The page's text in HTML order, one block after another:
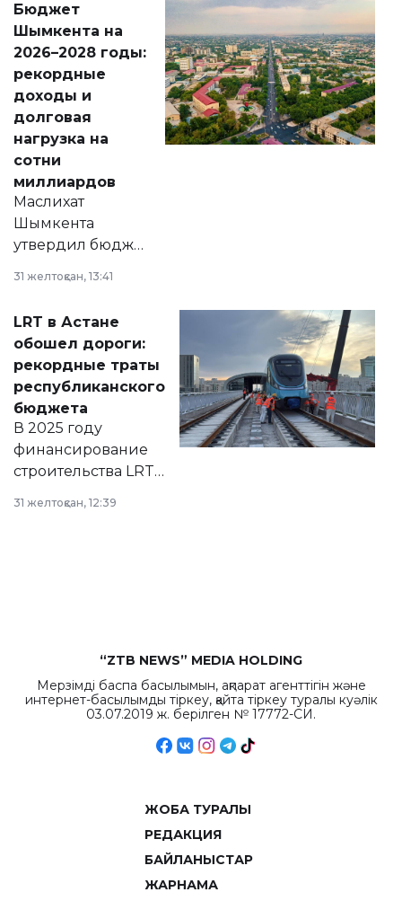
народу
Венесуэлы.
Бюджет
Шымкента на
2026–2028 годы:
рекордные
доходы и
долговая
нагрузка на
сотни
миллиардов
Маслихат
Шымкента
утвердил бюджет
2028 годы.
документ
появился в базе
нормативных
правовых актов и
на сайте маслихат
города.
31 желтоқсан, 13:41
LRT в Астане
обошел дороги:
рекордные траты
республиканского
бюджета
В 2025 году
финансирование
строительства LRT
республиканского
31 желтоқсан, 12:39
“ZTB NEWS” MEDIA HOLDING
Мерзімді баспа басылымын, ақпарат агенттігін және
интернет-басылымды тіркеу, қайта тіркеу туралы куәлік
03.07.2019 ж. берілген № 17772-СИ.
ЖОБА ТУРАЛЫ
РЕДАКЦИЯ
БАЙЛАНЫСТАР
ЖАРНАМА